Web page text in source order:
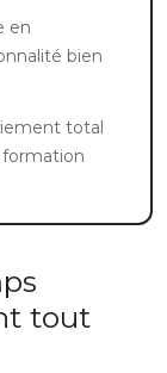
en
bien
total
tout